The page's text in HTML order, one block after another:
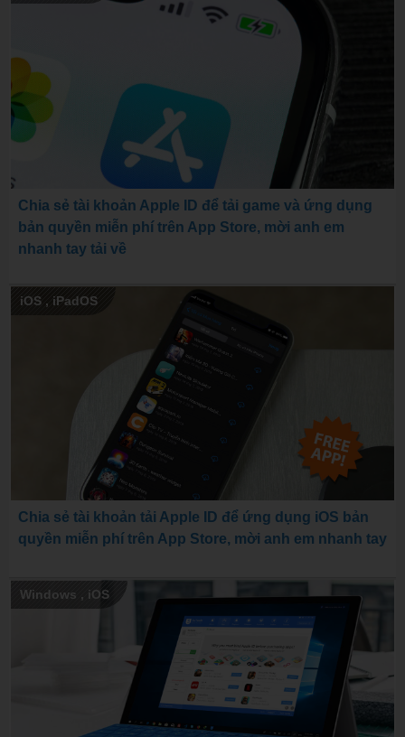
Chia sẻ tài khoản Apple ID để tải game và ứng dụng
bản quyền miễn phí trên App Store, mời anh em
nhanh tay tải về
iOS , iPadOS
Chia sẻ tài khoản tải Apple ID để ứng dụng iOS bản
quyền miễn phí trên App Store, mời anh em nhanh tay
Windows , iOS